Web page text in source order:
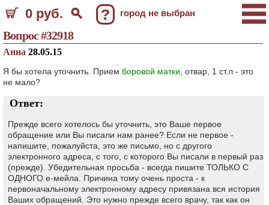
0 руб. ? город не выбран
Вопрос #32918
Анна 28.05.15
Я бы хотела уточнить. Прием боровой матки , отвар, 1 ст.л - это
не мало?
Ответ:
Прежде всего хотелось бы уточнить, это Ваше первое
обращение или Вы писали нам ранее? Если не первое -
напишите, пожалуйста, это же письмо, но с другого
электронного адреса, с того, с которого Вы писали в первый раз
(прежде). Убедительная просьба - всегда пишите ТОЛЬКО С
ОДНОГО е-мейла. Причина тому очень проста - к
первоначальному электронному адресу привязана вся история
Ваших обращений. Это нужно прежде всего врачу, так как он